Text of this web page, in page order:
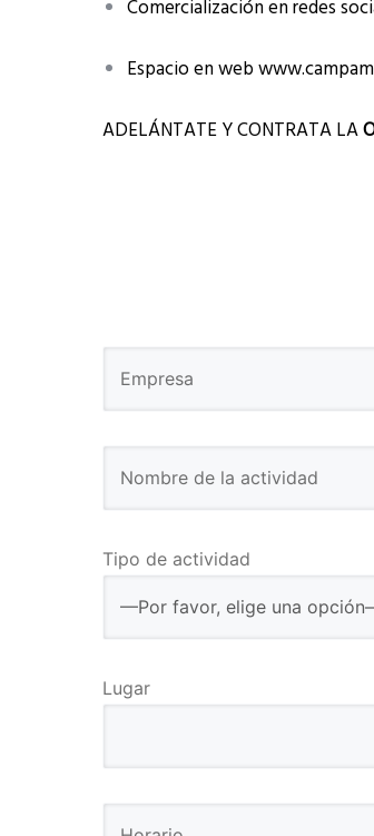
Comercialización en redes
Espacio en web
ADELÁNTATE Y CONTRATA LA
Tipo de actividad
Lugar